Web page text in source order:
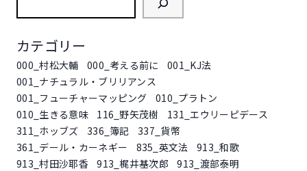
カテゴリー
000_村松大輔 000_考える前に
001_KJ法
001_ナチュラル・ブリリアンス
001_フューチャーマッピング
010_プラトン
010_生きる意味
116_野矢茂樹
131_エウリーピデース
311_ホッブズ
336_簿記
337_貨幣
361_デール・カーネギー
835_英文法
913_和歌
913_村田沙耶香
913_梶井基次郎
913_渡部泰明